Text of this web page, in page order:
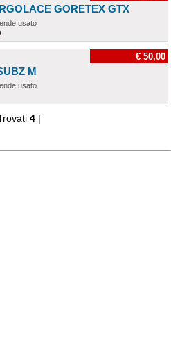
GORETEX GTX
usato
€ 50,00
M
usato
4|